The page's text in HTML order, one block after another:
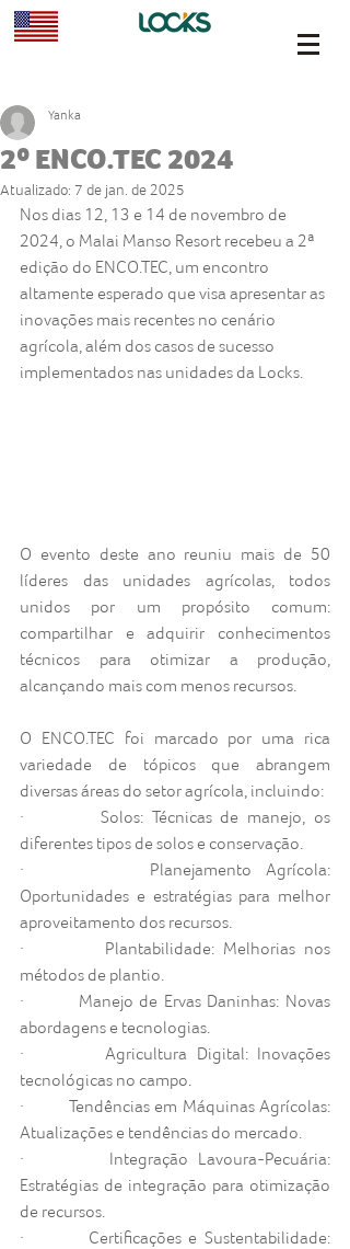
2º ENCO.TEC 2024
Yanka
Atualizado: 7 de jan. de 2025
Nos dias 12, 13 e 14 de novembro de
2024, o Malai Manso Resort recebeu a 2ª
edição do ENCO.TEC, um encontro
altamente esperado que visa apresentar as
inovações mais recentes no cenário
agrícola, além dos casos de sucesso
implementados nas unidades da Locks.
O evento deste ano reuniu mais de 50
líderes das unidades agrícolas, todos
unidos por um propósito comum:
compartilhar e adquirir conhecimentos
técnicos para otimizar a produção,
alcançando mais com menos recursos.
O ENCO.TEC foi marcado por uma rica
variedade de tópicos que abrangem
diversas áreas do setor agrícola, incluindo:
·         Solos: Técnicas de manejo, os
diferentes tipos de solos e conservação.
·         Planejamento Agrícola:
Oportunidades e estratégias para melhor
aproveitamento dos recursos.
·         Plantabilidade: Melhorias nos
métodos de plantio.
·         Manejo de Ervas Daninhas: Novas
abordagens e tecnologias.
·         Agricultura Digital: Inovações
tecnológicas no campo.
·         Tendências em Máquinas Agrícolas:
Atualizações e tendências do mercado.
·         Integração Lavoura-Pecuária:
Estratégias de integração para otimização
de recursos.
·         Certificações e Sustentabilidade: